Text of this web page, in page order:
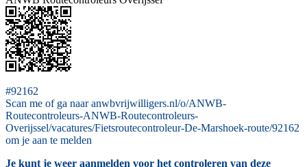
#92162
Scan me of ga naar anwbvrijwilligers.nl/o/ANWB-
Routecontroleurs-ANWB-Routecontroleurs-
Overijssel/vacatures/Fietsroutecontroleur-De-Marshoek-route/92162
om je aan te melden
Je kunt je weer aanmelden voor het controleren van deze